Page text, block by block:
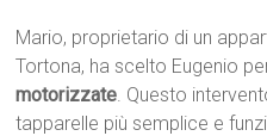
Mario, proprietario di un
Tortona, ha scelto Eugenio per
motorizzate. Questo
tapparelle più semplice e